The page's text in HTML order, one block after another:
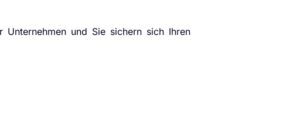
und Sie sichern sich Ihren